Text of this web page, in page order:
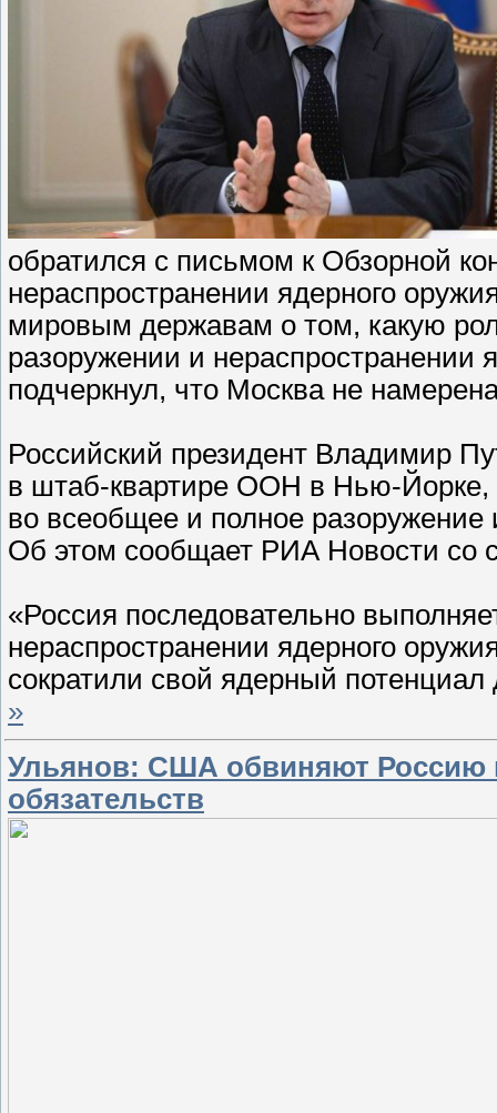
обратился с письмом к Обзорной
нераспространении ядерного
мировым державам о том, какую
разоружении и
подчеркнул, что Москва не
Российский президент Владимир
в штаб-квартире ООН в Нью-Йорке,
во всеобщее и полное разоружение
Об этом сообщает РИА Новости со
«Россия последовательно
нераспространении ядерного
сократили свой ядерный
»
Ульянов: США обвиняют Россию
обязательств